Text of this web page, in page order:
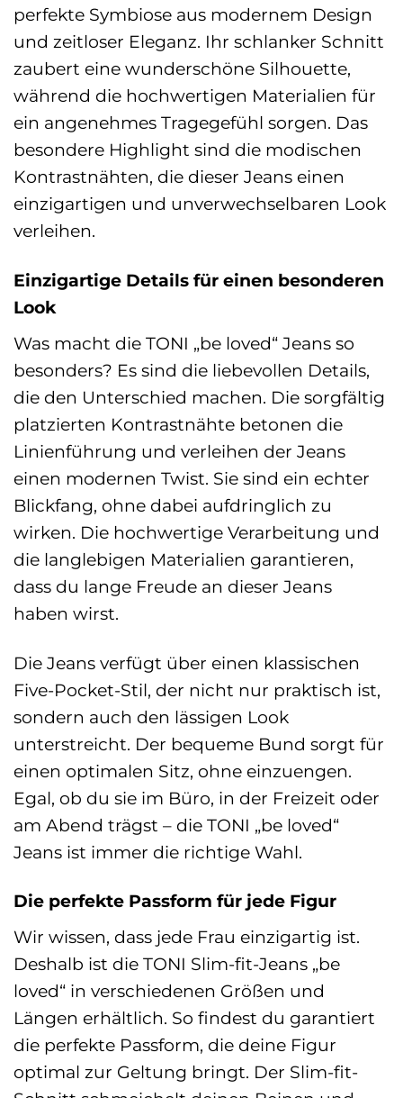
perfekte Symbiose aus modernem Design
und zeitloser Eleganz. Ihr schlanker Schnitt
zaubert eine wunderschöne Silhouette,
während die hochwertigen Materialien für
ein angenehmes Tragegefühl sorgen. Das
besondere Highlight sind die modischen
Kontrastnähten, die dieser Jeans einen
einzigartigen und unverwechselbaren Look
verleihen.
Einzigartige Details für einen besonderen
Look
Was macht die TONI „be loved“ Jeans so
besonders? Es sind die liebevollen Details,
die den Unterschied machen. Die sorgfältig
platzierten Kontrastnähte betonen die
Linienführung und verleihen der Jeans
einen modernen Twist. Sie sind ein echter
Blickfang, ohne dabei aufdringlich zu
wirken. Die hochwertige Verarbeitung und
die langlebigen Materialien garantieren,
dass du lange Freude an dieser Jeans
haben wirst.
Die Jeans verfügt über einen klassischen
Five-Pocket-Stil, der nicht nur praktisch ist,
sondern auch den lässigen Look
unterstreicht. Der bequeme Bund sorgt für
einen optimalen Sitz, ohne einzuengen.
Egal, ob du sie im Büro, in der Freizeit oder
am Abend trägst – die TONI „be loved“
Jeans ist immer die richtige Wahl.
Die perfekte Passform für jede Figur
Wir wissen, dass jede Frau einzigartig ist.
Deshalb ist die TONI Slim-fit-Jeans „be
loved“ in verschiedenen Größen und
Längen erhältlich. So findest du garantiert
die perfekte Passform, die deine Figur
optimal zur Geltung bringt. Der Slim-fit-